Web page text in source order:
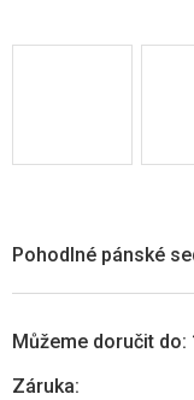
Můžeme doručit do:
Záruka:
Pohodlné pánské